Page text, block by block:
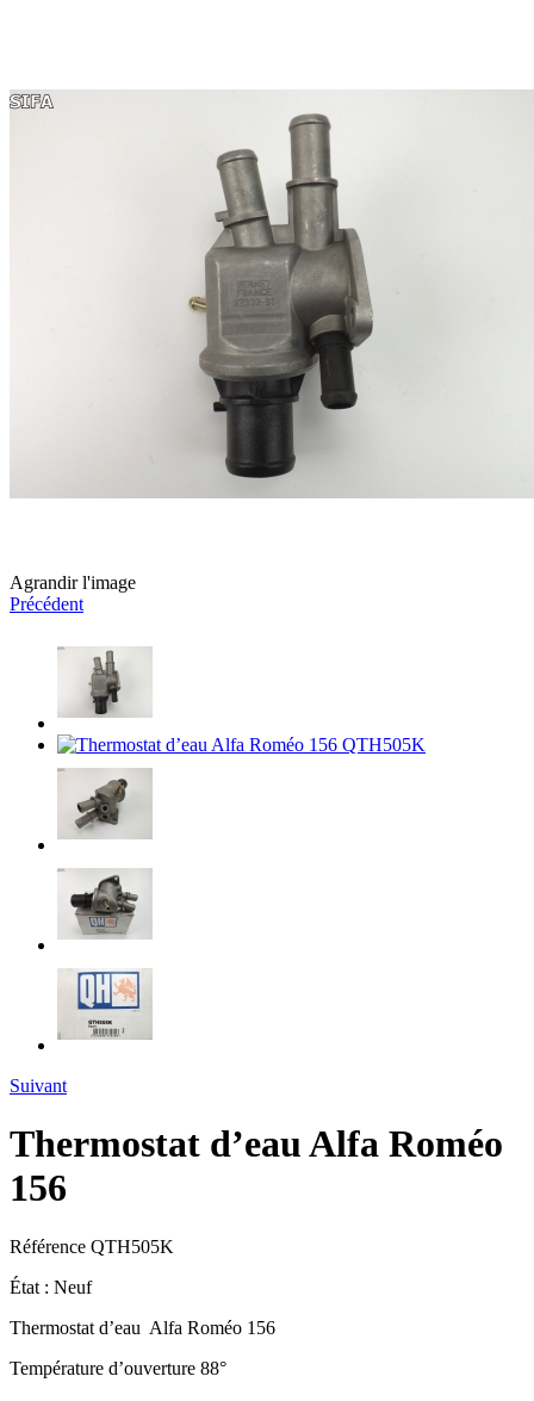
Agrandir l'image
Précédent
Suivant
Thermostat d’eau Alfa Roméo
156
Référence QTH505K
État : Neuf
Thermostat d’eau Alfa Roméo 156
Température d’ouverture 88°